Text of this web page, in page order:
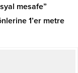
mesafe”
1’er metre